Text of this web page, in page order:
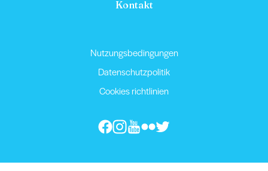
Kontakt
Nutzungsbedingungen
Datenschutzpolitik
Cookies richtlinien